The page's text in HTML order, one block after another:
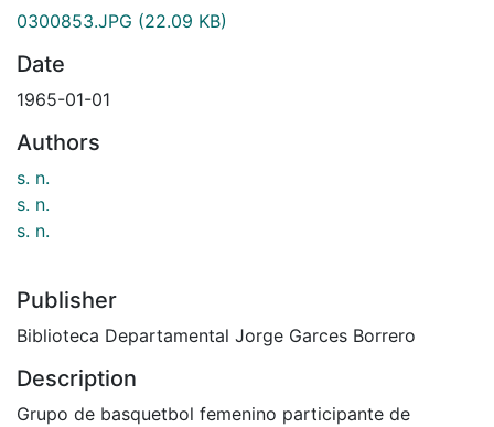
0300853.JPG (22.09 KB)
Date
1965-01-01
Authors
s. n.
s. n.
s. n.
Publisher
Biblioteca Departamental Jorge Garces Borrero
Description
Grupo de basquetbol femenino participante de